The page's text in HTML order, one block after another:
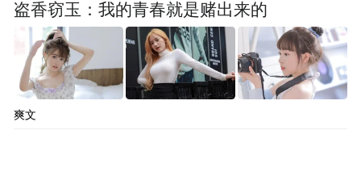
盗香窃玉：我的青春就是赌出来的
爽文